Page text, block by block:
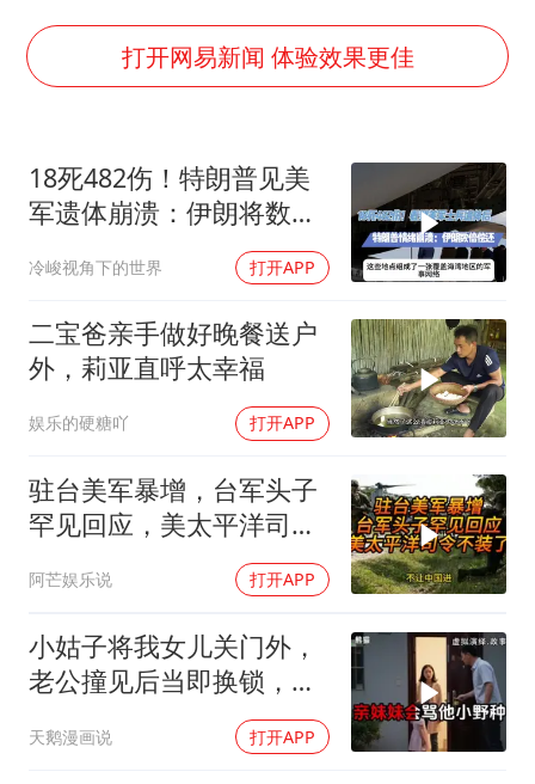
现代版摸金校尉落网查获400多枚古币
毛宁转发梯田音乐会视频海外网友赞叹
奋进开新局 实干挑大梁
打开网易新闻 体验效果更佳
18死482伤！特朗普见美
军遗体崩溃：伊朗将数倍
冷峻视角下的世界 打开APP
二宝爸亲手做好晚餐送户
外，莉亚直呼太幸福
娱乐的硬糖吖 打开APP
驻台美军暴增，台军头子
罕见回应，美太平洋司令
阿芒娱乐说 打开APP
小姑子将我女儿关门外，
老公撞见后当即换锁，将
天鹅漫画说 打开APP